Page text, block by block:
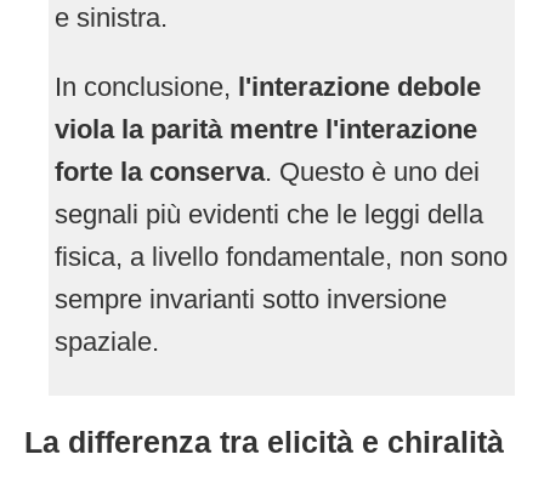
e sinistra.
In conclusione, l'interazione debole
viola la parità mentre l'interazione
forte la conserva. Questo è uno dei
segnali più evidenti che le leggi della
fisica, a livello fondamentale, non sono
sempre invarianti sotto inversione
spaziale.
La differenza tra elicità e chiralità